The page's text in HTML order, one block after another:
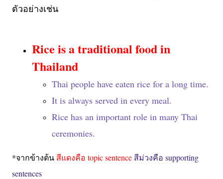
ตัวอย่างเช่น
Rice is a traditional food in
Thailand
Thai people have eaten rice for a long time.
It is always served in every meal.
Rice has an important role in many Thai
ceremonies.
*จากข้างต้น สีแดงคือ topic sentence สีม่วงคือ supporting
sentences